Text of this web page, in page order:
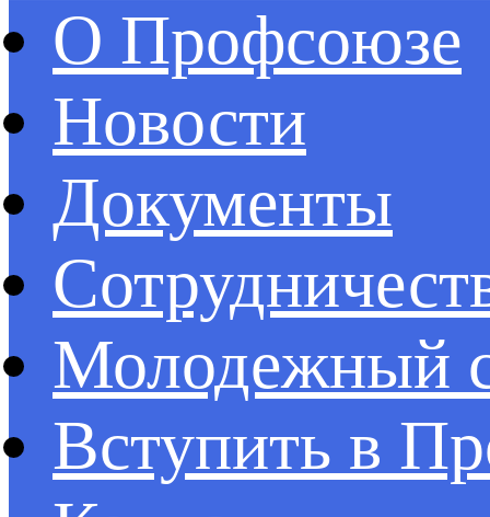
О Профсоюзе
Новости
Документы
Молодежный
Вступить в